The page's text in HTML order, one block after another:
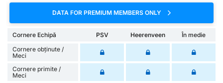
DATA FOR PREMIUM MEMBERS ONLY
Cornere Echipă PSV Heerenveen
În medie
Cornere obținute /
Meci
Cornere primite /
Meci